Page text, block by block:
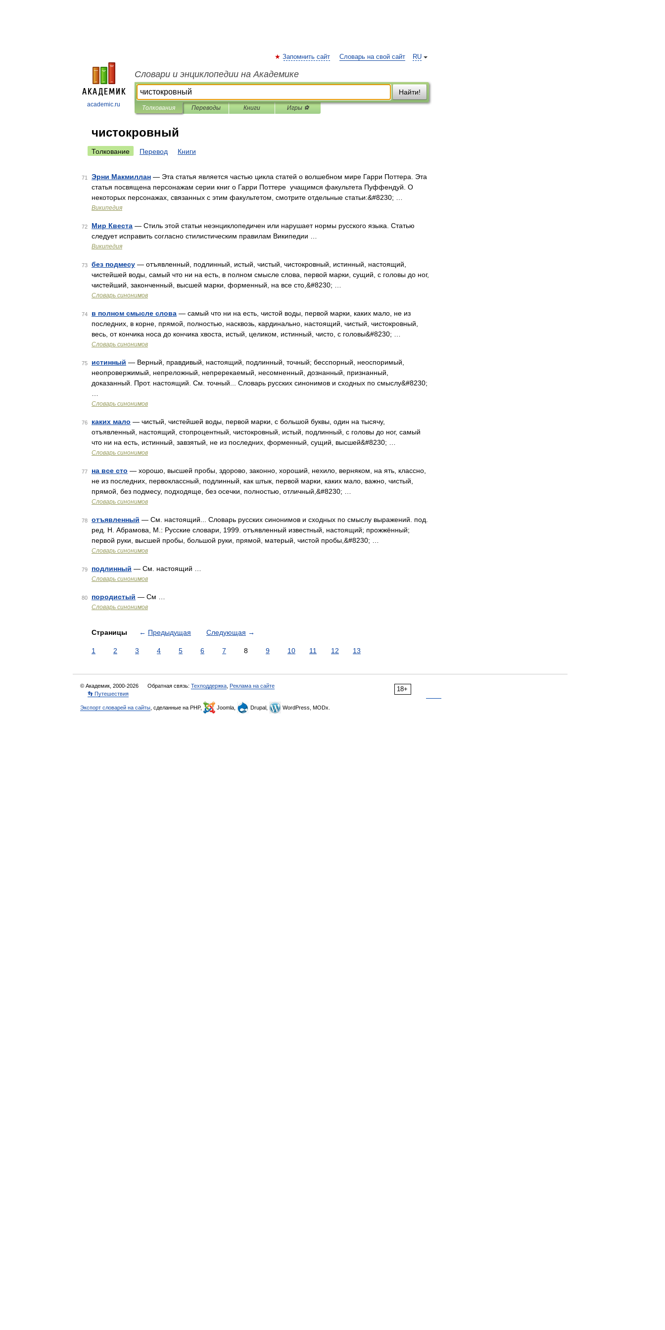
academic.ru
RU
Запомнить сайт Словарь на свой сайт
Словари и энциклопедии на Академике
Найти!
Толкования Переводы Книги Игры ⚽
чистокровный
Толкование Перевод Книги
71 Эрни Макмиллан — Эта статья является частью цикла статей о волшебном мире Гарри Поттера. Эта
статья посвящена персонажам серии книг о Гарри Поттере учащимся факультета Пуффендуй. О
некоторых персонажах, связанных с этим факультетом, смотрите отдельные статьи:&#8230; …
Википедия
72 Мир Квеста — Стиль этой статьи неэнциклопедичен или нарушает нормы русского языка. Статью
следует исправить согласно стилистическим правилам Википедии …
Википедия
73 без подмесу — отъявленный, подлинный, истый, чистый, чистокровный, истинный, настоящий,
чистейшей воды, самый что ни на есть, в полном смысле слова, первой марки, сущий, с головы до ног,
чистейший, законченный, высшей марки, форменный, на все сто,&#8230; …
Словарь синонимов
74 в полном смысле слова — самый что ни на есть, чистой воды, первой марки, каких мало, не из
последних, в корне, прямой, полностью, насквозь, кардинально, настоящий, чистый, чистокровный,
весь, от кончика носа до кончика хвоста, истый, целиком, истинный, чисто, с головы&#8230; …
Словарь синонимов
75 истинный — Верный, правдивый, настоящий, подлинный, точный; бесспорный, неоспоримый,
неопровержимый, непреложный, непререкаемый, несомненный, дознанный, признанный,
доказанный. Прот. настоящий. См. точный... Словарь русских синонимов и сходных по смыслу&#8230;
Словарь синонимов
76 каких мало — чистый, чистейшей воды, первой марки, с большой буквы, один на тысячу,
отъявленный, настоящий, стопроцентный, чистокровный, истый, подлинный, с головы до ног, самый
что ни на есть, истинный, завзятый, не из последних, форменный, сущий, высшей&#8230; …
Словарь синонимов
77 на все сто — хорошо, высшей пробы, здорово, законно, хороший, нехило, верняком, на ять, классно,
не из последних, первоклассный, подлинный, как штык, первой марки, каких мало, важно, чистый,
прямой, без подмесу, подходяще, без осечки, полностью, отличный,&#8230; …
Словарь синонимов
78 отъявленный — См. настоящий... Словарь русских синонимов и сходных по смыслу выражений. под.
ред. Н. Абрамова, М.: Русские словари, 1999. отъявленный известный, настоящий; прожжённый;
первой руки, высшей пробы, большой руки, прямой, матерый, чистой пробы,&#8230; …
Словарь синонимов
79 подлинный — См. настоящий …
Словарь синонимов
80 породистый — См …
Словарь синонимов
Страницы ← Предыдущая Следующая →
1 2 3 4 5 6 7 8 9 10 11 12 13
18+
© Академик, 2000-2026 Обратная связь: Техподдержка Реклама на сайте
👣 Путешествия
Экспорт словарей на сайты , сделанные на PHP, Joomla, Drupal, WordPress, MODx.